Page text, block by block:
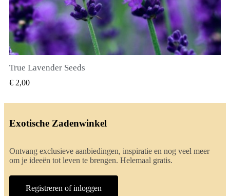
True Lavender Seeds
€ 2,00
Exotische Zadenwinkel
Ontvang exclusieve aanbiedingen, inspiratie en nog veel meer
om je ideeën tot leven te brengen. Helemaal gratis.
Registreren of inloggen